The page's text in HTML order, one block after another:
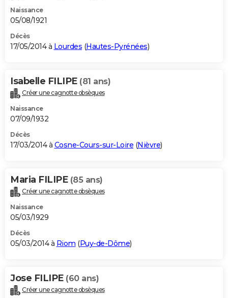
Naissance
05/08/1921
Décès
17/05/2014 à Lourdes (Hautes-Pyrénées)
Isabelle FILIPE (81 ans)
Créer une cagnotte obsèques
Naissance
07/09/1932
Décès
17/03/2014 à Cosne-Cours-sur-Loire (Nièvre)
Maria FILIPE (85 ans)
Créer une cagnotte obsèques
Naissance
05/03/1929
Décès
05/03/2014 à Riom (Puy-de-Dôme)
Jose FILIPE (60 ans)
Créer une cagnotte obsèques